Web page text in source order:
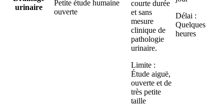
urinaire
Petite étude humaine
ouverte
courte durée
et sans
mesure
clinique de
pathologie
urinaire.
Limite :
Étude aiguë,
ouverte et de
très petite
taille
Délai :
Quelques
heures